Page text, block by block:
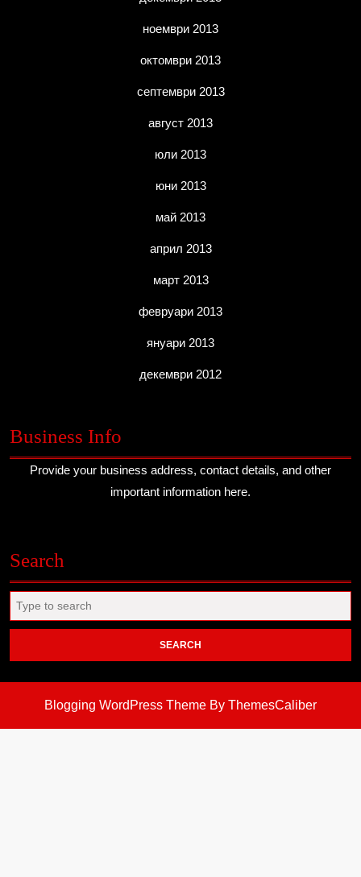
ноември 2013
октомври 2013
септември 2013
август 2013
юли 2013
юни 2013
май 2013
април 2013
март 2013
февруари 2013
януари 2013
декември 2012
Business Info
Provide your business address, contact details, and other
important information here.
Search
for:
Blogging WordPress Theme By ThemesCaliber